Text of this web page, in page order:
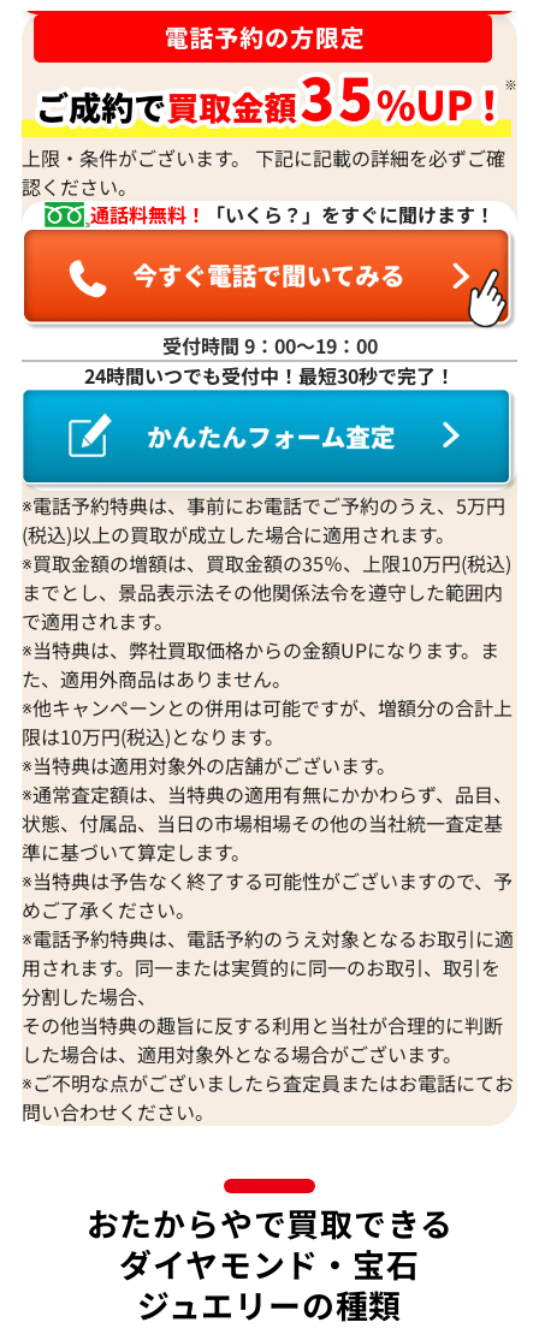
K18WG ダイヤモンド ネックレス 3.31ct
参考買取価格
1,274,000
2026年3月11日時点
K18 ダイヤモン
参考買取価格
2026年2月11日
K18 ブルートパーズ・ダイヤモンド
65.57・0.26・0.06ct
参考買取価格
309,000円
2026年7月10日時点
K18 トルマリン
参考買取価格
297,000円
上限・条件がございます。 下記に記載の詳細を必ずご確
認ください。
通話料無料！
「いくら？」をすぐに聞けます！
受付時間 9：00〜19：00
24時間いつでも受付中！最短30秒で完了！
※電話予約特典は、事前にお電話でご予約のうえ、5万円
(税込)以上の買取が成立した場合に適用されます。
※買取金額の増額は、買取金額の35％、上限10万円(税込)
までとし、景品表示法その他関係法令を遵守した範囲内
で適用されます。
※当特典は、弊社買取価格からの金額UPになります。ま
た、適用外商品はありません。
※他キャンペーンとの併用は可能ですが、増額分の合計上
限は10万円(税込)となります。
※当特典は適用対象外の店舗がございます。
※通常査定額は、当特典の適用有無にかかわらず、品目、
状態、付属品、当日の市場相場その他の当社統一査定基
準に基づいて算定します。
※当特典は予告なく終了する可能性がございますので、予
めご了承ください。
※電話予約特典は、電話予約のうえ対象となるお取引に適
用されます。同一または実質的に同一のお取引、取引を
分割した場合、
その他当特典の趣旨に反する利用と当社が合理的に判断
した場合は、適用対象外となる場合がございます。
※ご不明な点がございましたら査定員またはお電話にてお
問い合わせください。
おたからやで買取できる
ダイヤモンド・宝石
ジュエリーの種類